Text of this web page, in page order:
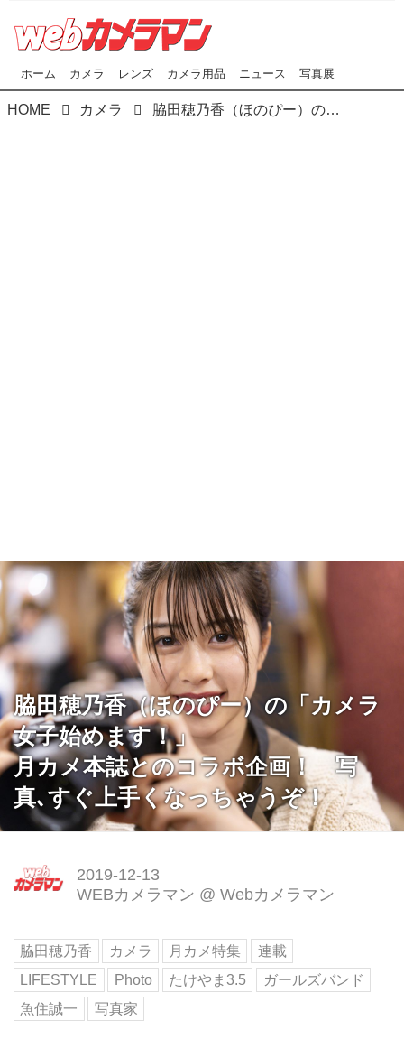
ホーム カメラ レンズ カメラ用品 ニュース 写真展
HOME カメラ 脇田穂乃香（ほのぴー）の「カメラ女子始めます！」 月カメ本誌とのコラボ企画！ 写真､すぐ上手くなっちゃうぞ！
脇田穂乃香（ほのぴー）の「カメラ
女子始めます！」
月カメ本誌とのコラボ企画！ 写
真､すぐ上手くなっちゃうぞ！
2019-12-13
WEBカメラマン @ Webカメラマン
脇田穂乃香 カメラ 月カメ特集
連載
LIFESTYLE
Photo たけやま3.5
ガールズバンド
魚住誠一
写真家